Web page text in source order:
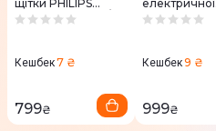
щітки PHILIPS
Sonicare HX6012/87
Кешбек7 ₴
799₴
електричної
зубної щітки
Кешбек9 ₴
999₴